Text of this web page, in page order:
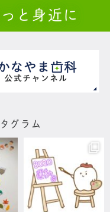
と身近に
グラム